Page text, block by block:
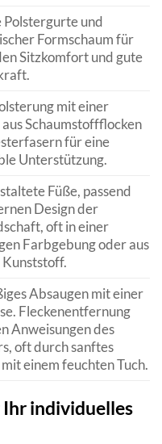
Polstergurte und
Formschaum für
Sitzkomfort und gute
mit einer
Schaumstoffflocken
für eine
Unterstützung.
Füße, passend
Design der
oft in einer
Farbgebung oder aus
Absaugen mit einer
Fleckenentfernung
Anweisungen des
oft durch sanftes
einem feuchten Tuch.
individuelles